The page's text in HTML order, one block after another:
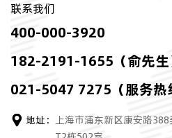
联系我们
400-000-3920
182-2191-1655（俞先生
021-5047 7275（服务热
地址： 上海市浦东新区康安路